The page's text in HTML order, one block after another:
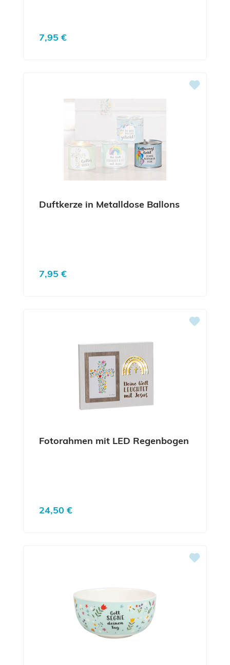
Regulärer Preis:
7,95 €
Duftkerze in Metalldose Ballons
Regulärer Preis:
7,95 €
Fotorahmen mit LED Regenbogen
Regulärer Preis:
24,50 €